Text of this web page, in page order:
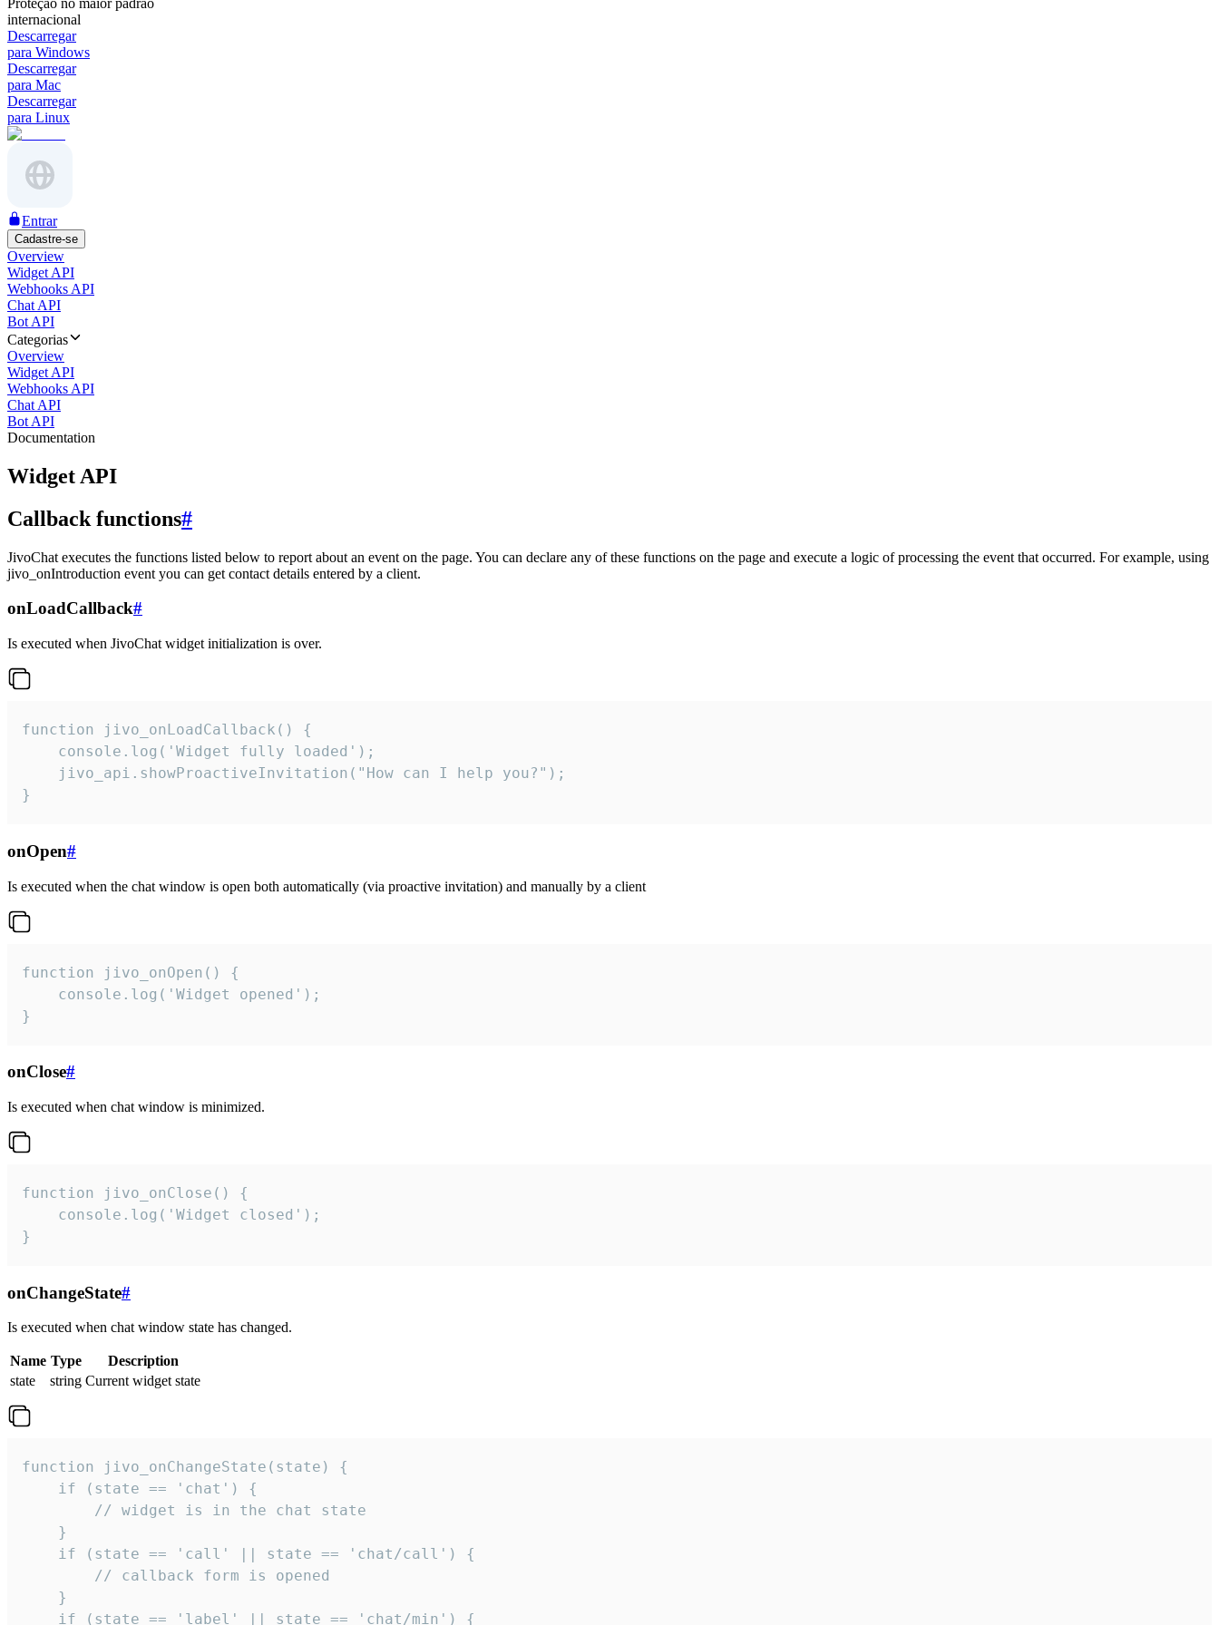
Proteção no maior padrão
internacional
Descarregar
para Windows
Descarregar
para Mac
Descarregar
para Linux
Entrar
Cadastre-se
Overview
Widget API
Webhooks API
Chat API
Bot API
Categorias
Overview
Widget API
Webhooks API
Chat API
Bot API
Documentation
Widget API
Callback functions#
JivoChat executes the functions listed below to report about an event on the page. You can declare any of these functions on the page and execute a logic of processing the event that occurred. For example, using
jivo_onIntroduction event you can get contact details entered by a client.
onLoadCallback#
Is executed when JivoChat widget initialization is over.
function jivo_onLoadCallback() {
    console.log('Widget fully loaded');
    jivo_api.showProactiveInvitation("How can I help you?");
}
onOpen#
Is executed when the chat window is open both automatically (via proactive invitation) and manually by a client
function jivo_onOpen() {
    console.log('Widget opened');
}
onClose#
Is executed when chat window is minimized.
function jivo_onClose() {
    console.log('Widget closed');
}
onChangeState#
Is executed when chat window state has changed.
Name Type
Description
state
string Current widget state
function jivo_onChangeState(state) {
    if (state == 'chat') {
        // widget is in the chat state
    }
    if (state == 'call' || state == 'chat/call') {
        // callback form is opened
    }
    if (state == 'label' || state == 'chat/min') {